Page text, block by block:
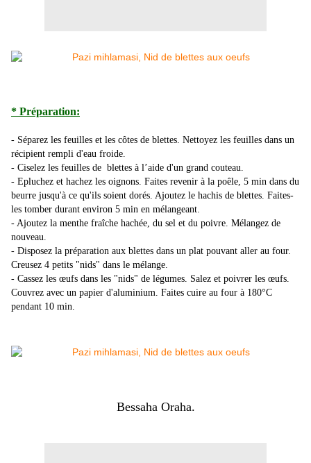
* Préparation:
- Séparez les feuilles et les côtes de blettes. Nettoyez les feuilles dans un
récipient rempli d'eau froide.
- Ciselez les feuilles de blettes à l’aide d'un grand couteau.
- Epluchez et hachez les oignons. Faites revenir à la poêle, 5 min dans du
beurre jusqu'à ce qu'ils soient dorés. Ajoutez le hachis de blettes. Faites-
les tomber durant environ 5 min en mélangeant.
- Ajoutez la menthe fraîche hachée, du sel et du poivre. Mélangez de
nouveau.
- Disposez la préparation aux blettes dans un plat pouvant aller au four.
Creusez 4 petits "nids" dans le mélange.
- Cassez les œufs dans les "nids" de légumes. Salez et poivrer les œufs.
Couvrez avec un papier d'aluminium. Faites cuire au four à 180°C
pendant 10 min.
Bessaha Oraha.